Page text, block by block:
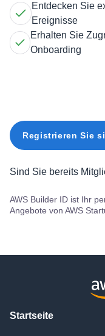
Entdecken Sie
Ereignisse
Erhalten Sie
Onboarding
Registrieren Sie
Sind Sie bereits
AWS Builder ID ist Ihr
Angebote von AWS
Startseite